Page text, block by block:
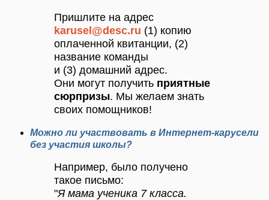
Пришлите на адрес
karusel@desc.ru (1) копию
оплаченной квитанции, (2)
название команды
и (3) домашний адрес.
Они могут получить приятные
сюрпризы. Мы желаем знать
своих помощников!
Можно ли участвовать в Интернет-карусели
без участия школы?
Например, было получено
такое письмо:
"Я мама ученика 7 класса.